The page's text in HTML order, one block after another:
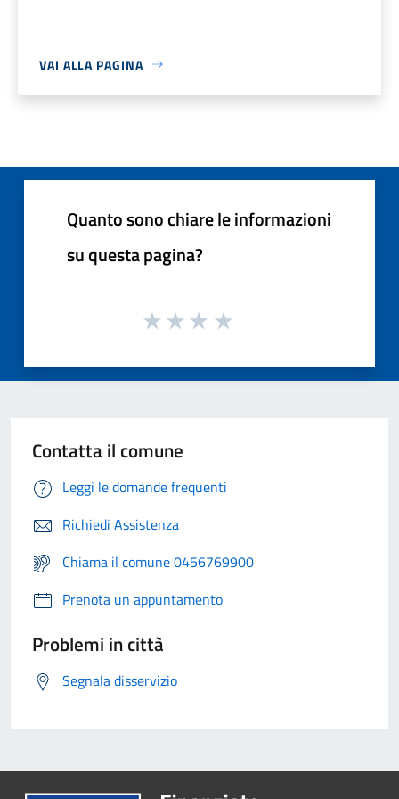
VAI ALLA PAGINA
Quanto sono chiare le informazioni
su questa pagina?
Contatta il comune
Leggi le domande frequenti
Richiedi Assistenza
Chiama il comune 0456769900
Prenota un appuntamento
Problemi in città
Segnala disservizio